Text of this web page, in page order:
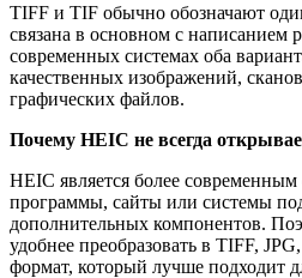
TIFF и TIF обычно обозначают
связана в основном с написанием
современных системах оба
качественных изображений,
графических файлов.
Почему HEIC не всегда
HEIC является более
программы, сайты или системы
дополнительных компонентов.
удобнее преобразовать в TIFF,
формат, который лучше подходит